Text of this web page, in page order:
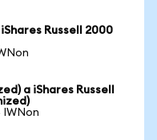
Russell 2000
a iShares Russell
IWNon